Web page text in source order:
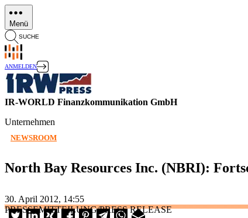
Direkt
zum
Inhalt
Menü
SUCHE
ANMELDEN
IR-WORLD Finanzkommunikation GmbH
Unternehmen
NEWSROOM
North Bay Resources Inc. (NBRI):
30. April 2012, 14:55
PRESSEMITTEILUNG/PRESS RELEASE